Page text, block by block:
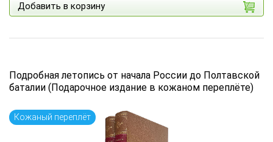
Добавить в корзину
Подробная летопись от начала России до Полтавской
баталии (Подарочное издание в кожаном переплёте)
Кожаный переплёт